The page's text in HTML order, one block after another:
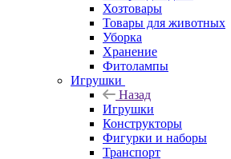
Хозтовары
Товары для животных
Уборка
Хранение
Фитолампы
Игрушки
Назад
Игрушки
Конструкторы
Фигурки и наборы
Транспорт